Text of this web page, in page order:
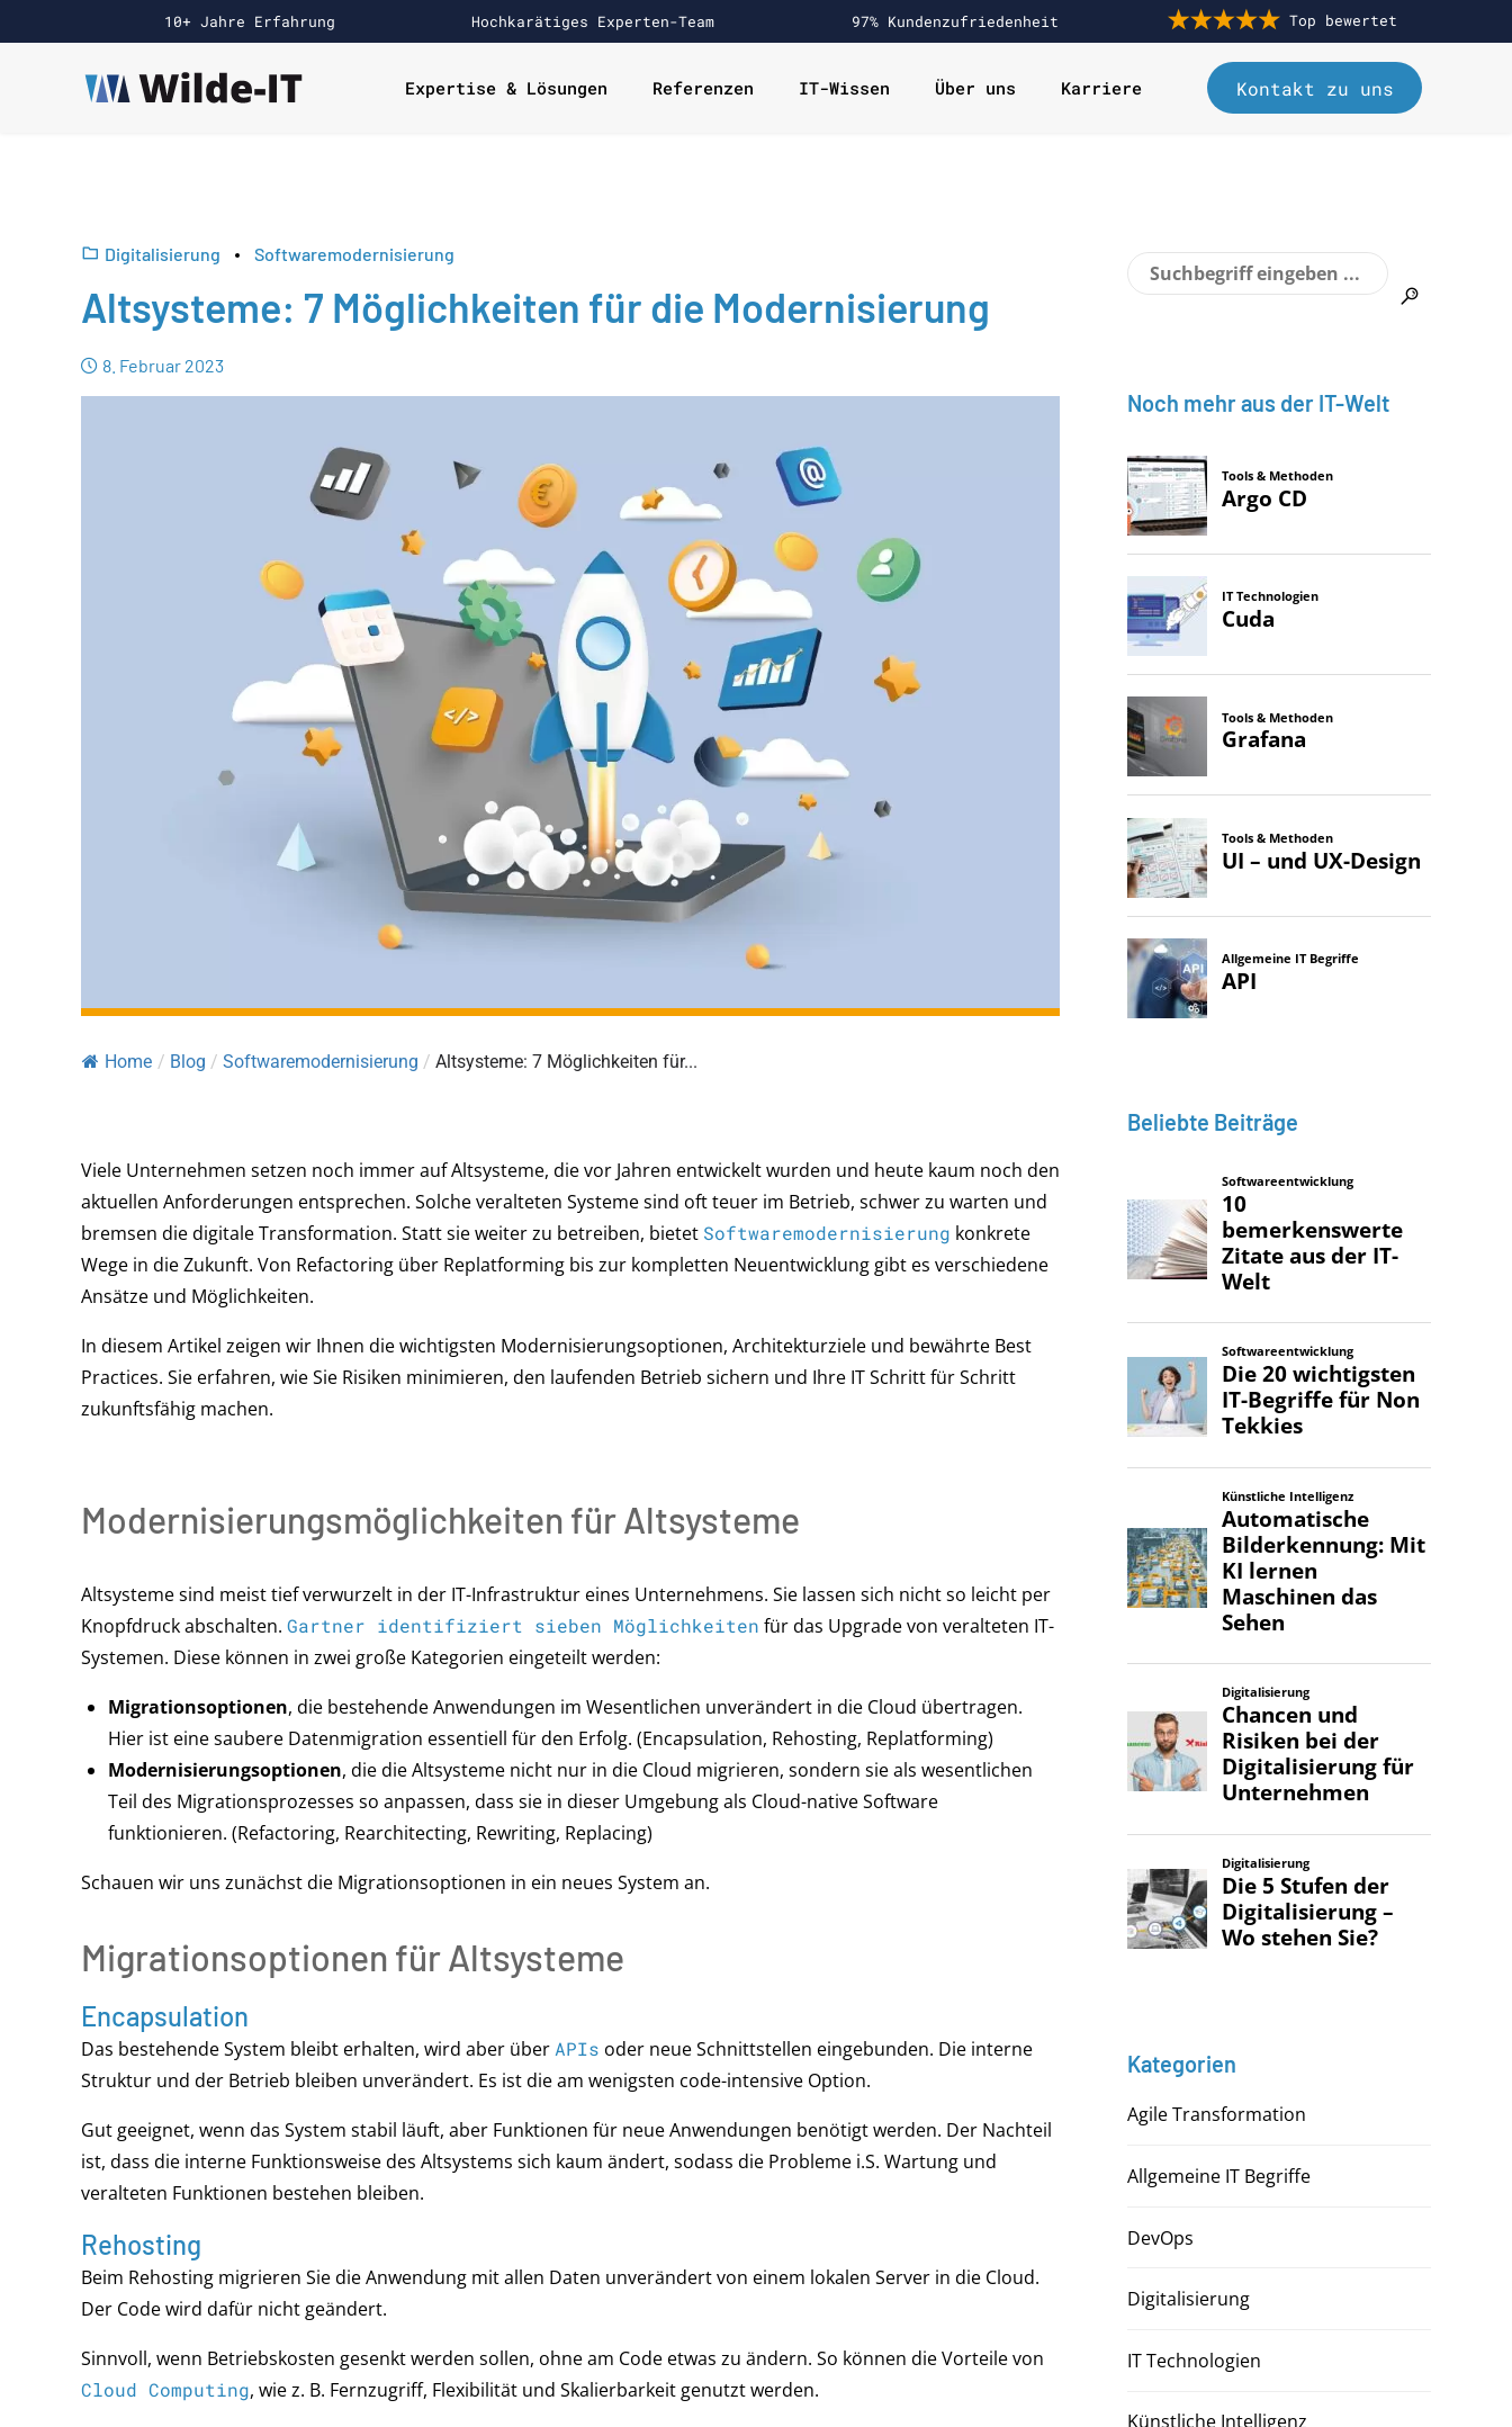
10+ Jahre Erfahrung Hochkarätiges Experten-Team 97% Kundenzufriedenheit Top bewertet
Kontakt zu uns
Expertise & Lösungen Referenzen IT-Wissen Über uns Karriere
Digitalisierung Softwaremodernisierung
Altsysteme: 7 Möglichkeiten für die Modernisierung
8. Februar 2023
Home / Blog / Softwaremodernisierung / Altsysteme: 7 Möglichkeiten für...
Viele Unternehmen setzen noch immer auf Altsysteme, die vor Jahren entwickelt wurden und heute kaum noch den
aktuellen Anforderungen entsprechen. Solche veralteten Systeme sind oft teuer im Betrieb, schwer zu warten und
bremsen die digitale Transformation. Statt sie weiter zu betreiben, bietet Softwaremodernisierung konkrete
Wege in die Zukunft. Von Refactoring über Replatforming bis zur kompletten Neuentwicklung gibt es verschiedene
Ansätze und Möglichkeiten.
In diesem Artikel zeigen wir Ihnen die wichtigsten Modernisierungsoptionen, Architekturziele und bewährte Best
Practices. Sie erfahren, wie Sie Risiken minimieren, den laufenden Betrieb sichern und Ihre IT Schritt für Schritt
zukunftsfähig machen.
Modernisierungsmöglichkeiten für Altsysteme
Altsysteme sind meist tief verwurzelt in der IT-Infrastruktur eines Unternehmens. Sie lassen sich nicht so leicht per
Knopfdruck abschalten. Gartner identifiziert sieben Möglichkeiten für das Upgrade von veralteten IT-
Systemen. Diese können in zwei große Kategorien eingeteilt werden:
Migrationsoptionen, die bestehende Anwendungen im Wesentlichen unverändert in die Cloud übertragen.
Hier ist eine saubere Datenmigration essentiell für den Erfolg. (Encapsulation, Rehosting, Replatforming)
Modernisierungsoptionen, die die Altsysteme nicht nur in die Cloud migrieren, sondern sie als wesentlichen
Teil des Migrationsprozesses so anpassen, dass sie in dieser Umgebung als Cloud-native Software
funktionieren. (Refactoring, Rearchitecting, Rewriting, Replacing)
Schauen wir uns zunächst die Migrationsoptionen in ein neues System an.
Migrationsoptionen für Altsysteme
Encapsulation
Das bestehende System bleibt erhalten, wird aber über APIs oder neue Schnittstellen eingebunden. Die interne
Struktur und der Betrieb bleiben unverändert. Es ist die am wenigsten code-intensive Option.
Gut geeignet, wenn das System stabil läuft, aber Funktionen für neue Anwendungen benötigt werden. Der Nachteil
ist, dass die interne Funktionsweise des Altsystems sich kaum ändert, sodass die Probleme i.S. Wartung und
veralteten Funktionen bestehen bleiben.
Rehosting
Beim Rehosting migrieren Sie die Anwendung mit allen Daten unverändert von einem lokalen Server in die Cloud.
Der Code wird dafür nicht geändert.
Sinnvoll, wenn Betriebskosten gesenkt werden sollen, ohne am Code etwas zu ändern. So können die Vorteile von
Cloud Computing, wie z. B. Fernzugriff, Flexibilität und Skalierbarkeit genutzt werden.
Noch mehr aus der IT-Welt
Beliebte Beiträge
Kategorien
Agile Transformation
Allgemeine IT Begriffe
DevOps
Digitalisierung
IT Technologien
Künstliche Intelligenz